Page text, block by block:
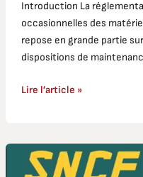
Introduction La
occasionnelles des
repose en grande partie
dispositions de
Lire l’article »
BB
25660